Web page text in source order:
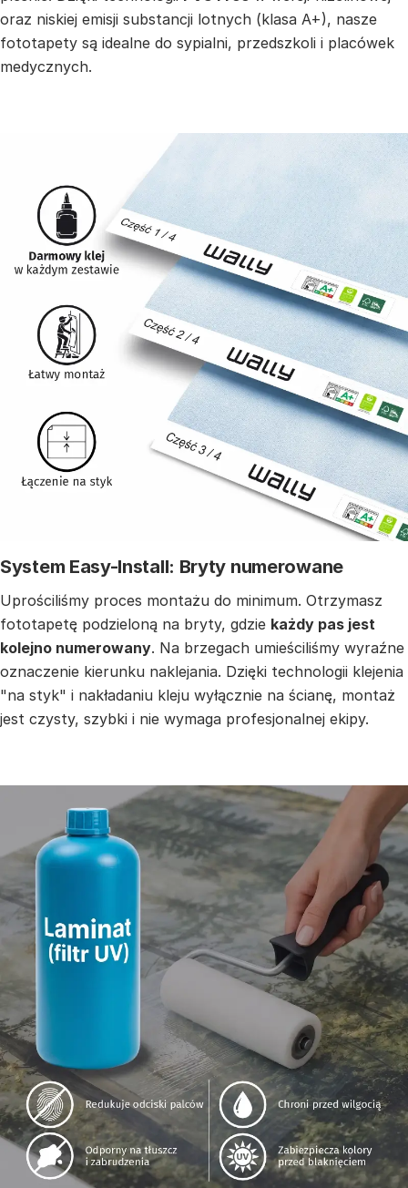
oraz niskiej emisji substancji lotnych (klasa A+), nasze
fototapety są idealne do sypialni, przedszkoli i placówek
medycznych.
System Easy-Install: Bryty numerowane
Uprościliśmy proces montażu do minimum. Otrzymasz
fototapetę podzieloną na bryty, gdzie każdy pas jest
kolejno numerowany. Na brzegach umieściliśmy wyraźne
oznaczenie kierunku naklejania. Dzięki technologii klejenia
"na styk" i nakładaniu kleju wyłącznie na ścianę, montaż
jest czysty, szybki i nie wymaga profesjonalnej ekipy.